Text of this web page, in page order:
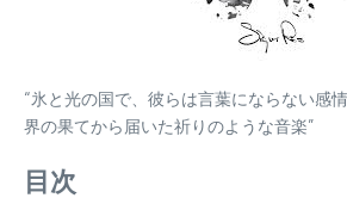
“氷と光の国で、彼らは言葉にならない
界の果てから届いた祈りのような音楽”
目次